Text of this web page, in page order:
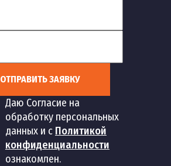
ОТПРАВИТЬ ЗАЯВКУ
Даю Согласие на
обработку персональных
данных и с Политикой
конфиденциальности
ознакомлен.